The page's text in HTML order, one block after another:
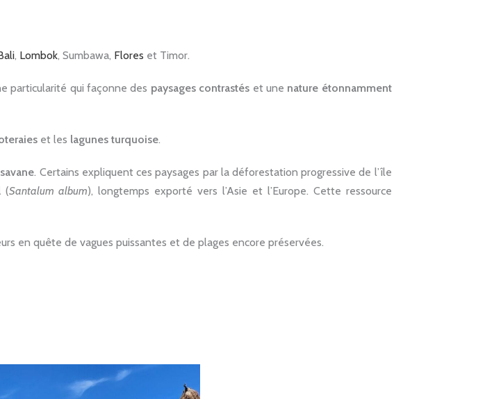
, Lombok, Sumbawa, Flores et Timor.
particularité qui façonne des paysages contrastés et une nature étonnamment
et les lagunes turquoise.
. Certains expliquent ces paysages par la déforestation progressive de l’île
(Santalum album), longtemps exporté vers l’Asie et l’Europe. Cette ressource
en quête de vagues puissantes et de plages encore préservées.